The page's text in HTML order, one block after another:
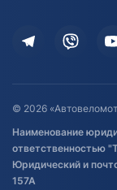
Дополнительные
Оставить отзыв
Договор
Обработка
Постановка
© 2026
Наименование
ответственностью
Юридический и
157А